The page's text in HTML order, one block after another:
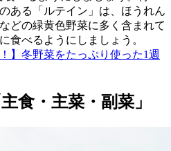
ある「ルテイン」は、ほうれん
どの緑黄色野菜に多く含まれて
食べるようにしましょう。
】冬野菜をたっぷり使った1週
食・主菜・副菜」